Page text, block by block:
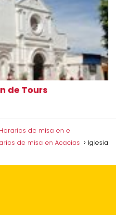
de Tours
Horarios de misa en el
de misa en Acacías
Iglesia